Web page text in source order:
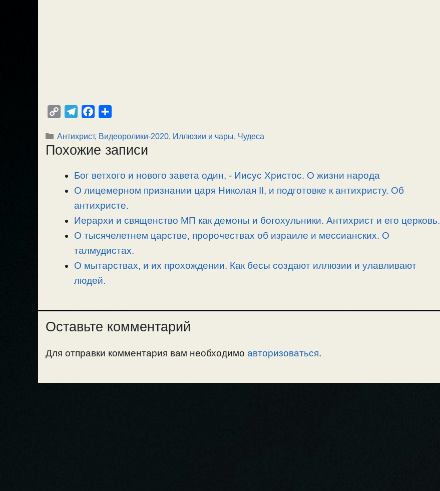
p
y
l
e
r
a
m
c
e
o
o
k
п
р
в
и
т
Рубрики
Антихрист, Видеоролики-2020, Иллюзии и чары, Чудеса
Похожие записи
Бог ветхого и нового завета один, -­ Иисус Христос. О жизни народа
О лицемерном признании царя Николая II, и подготовке к антихристу. Об
антихристе.
Иерархи и священство МП как демоны и богохульники. Антихрист и его церковь.
О тысячелетнем царстве, пророчествах об израиле и мессианских. О
талмудистах.
О мытарствах, и их прохождении. Как бесы создают иллюзии и улавливают
людей.
Оставьте комментарий
Для отправки комментария вам необходимо авторизоваться.